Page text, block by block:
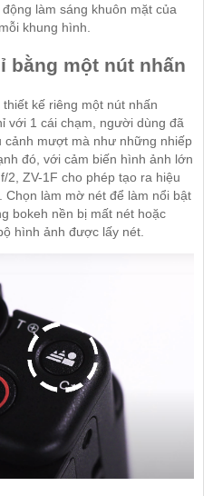
làm sáng khuôn mặt của
khung hình.
bằng một nút nhấn
kế riêng một nút nhấn
với 1 cái chạm, người dùng đã
cảnh mượt mà như những nhiếp
đó, với cảm biến hình ảnh lớn
2, ZV-1F cho phép tạo ra hiệu
làm mờ nét để làm nổi bật
bokeh nền bị mất nét hoặc
hình ảnh được lấy nét.